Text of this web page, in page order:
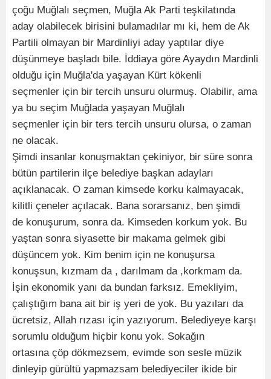
çoğu Muğlalı seçmen, Muğla Ak Parti teşkilatında
aday olabilecek birisini bulamadılar mı ki, hem de Ak
Partili olmayan bir Mardinliyi aday yaptılar diye
düşünmeye başladı bile. İddiaya göre Ayaydın Mardinli
olduğu için Muğla'da yaşayan Kürt kökenli
seçmenler için bir tercih unsuru olurmuş. Olabilir, ama
ya bu seçim Muğlada yaşayan Muğlalı
seçmenler için bir ters tercih unsuru olursa, o zaman
ne olacak.
Şimdi insanlar konuşmaktan çekiniyor, bir süre sonra
bütün partilerin ilçe belediye başkan adayları
açıklanacak. O zaman kimsede korku kalmayacak,
kilitli çeneler açılacak. Bana sorarsanız, ben şimdi
de konuşurum, sonra da. Kimseden korkum yok. Bu
yaştan sonra siyasette bir makama gelmek gibi
düşüncem yok. Kim benim için ne konuşursa
konuşsun, kızmam da , darılmam da ,korkmam da.
İşin ekonomik yanı da bundan farksız. Emekliyim,
çalıştığım bana ait bir iş yeri de yok. Bu yazıları da
ücretsiz, Allah rızası için yazıyorum. Belediyeye karşı
sorumlu olduğum hiçbir konu yok. Sokağın
ortasına çöp dökmezsem, evimde son sesle müzik
dinleyip gürültü yapmazsam belediyeciler ikide bir